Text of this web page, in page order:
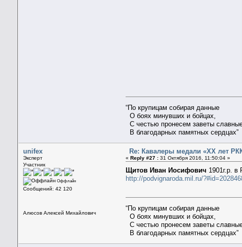
“По крупицам собирая данные
О боях минувших и бойцах,
С честью пронесем заветы
В благодарных памятных сердцах”
unifex
Эксперт
Участник
Оффлайн
Сообщений: 42 120
Алюсов Алексей Михайлович
Re: Кавалеры медали «ХХ лет
«Reply #27 : 31 Октября 2016, 11:50:04 »
Щитов Иван Иосифович 1901г.р.
http://podvignaroda.mil.ru/
“По крупицам собирая данные
О боях минувших и бойцах,
С честью пронесем заветы
В благодарных памятных сердцах”